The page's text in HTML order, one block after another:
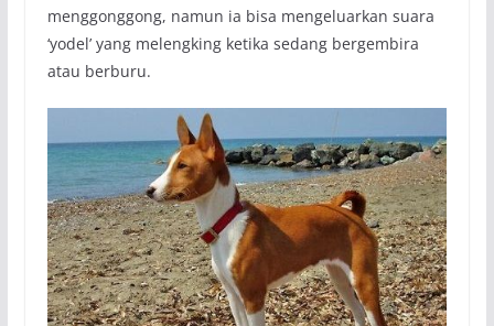
menggonggong, namun ia bisa mengeluarkan suara
‘yodel’ yang melengking ketika sedang bergembira
atau berburu.